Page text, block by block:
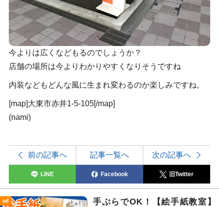
今よりは広くなどもるのでしょうか？
店舗の場所は今よりわかりやすくなりそうですね
内装などもどんな風に生まれ変わるのか楽しみですね。
[map]大東市赤井1-5-105[/map]
(nami)
前の記事へ 記事一覧へ 次の記事へ
LINE Facebook 旧Twitter
ad
手ぶらでOK！【絵手紙教室】